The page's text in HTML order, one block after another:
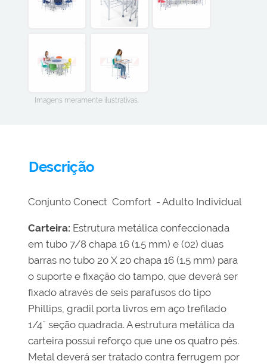
Imagens meramente ilustrativas.
Descrição
Conjunto Conect Comfort - Adulto Individual
Carteira: Estrutura metálica confeccionada
em tubo 7/8 chapa 16 (1.5 mm) e (02) duas
barras no tubo 20 X 20 chapa 16 (1.5 mm) para
o suporte e fixação do tampo, que deverá ser
fixado através de seis parafusos do tipo
Phillips, gradil porta livros em aço trefilado
1/4¨ seção quadrada. A estrutura metálica da
carteira possui reforço que une os quatro pés.
Metal deverá ser tratado contra ferrugem por